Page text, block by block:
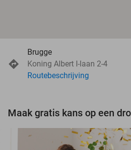
Brugge
Koning Albert I-laan 2-4
Routebeschrijving